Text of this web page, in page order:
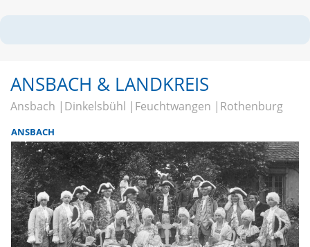
ANSBACH & LANDKREIS
Ansbach Dinkelsbühl Feuchtwangen Rothenburg
ANSBACH